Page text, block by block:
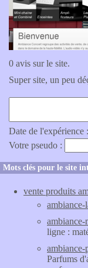
0 avis sur le site.
Super site, un peu
Date de l'expérience :
Votre pseudo :
Mots clés pour le site
vente produits
ambiance-
ligne :
Parfums